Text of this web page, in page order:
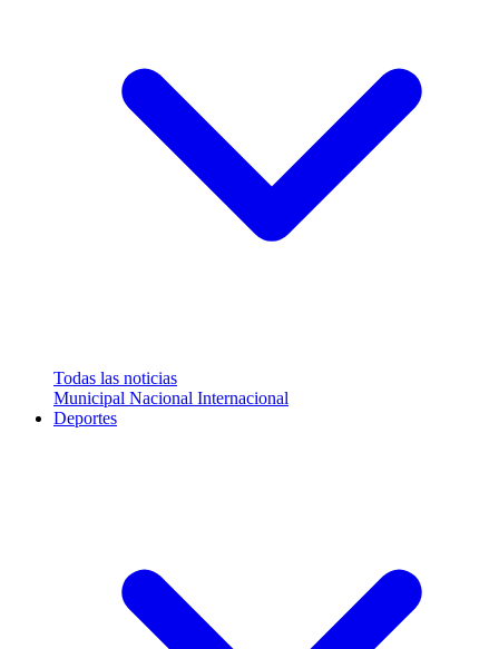
Todas las noticias
Municipal Nacional Internacional
Deportes